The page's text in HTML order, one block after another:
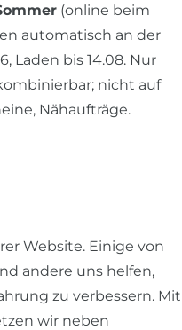
(online beim
automatisch an der
Laden bis 14.08. Nur
nicht auf
Nähaufträge.
Website. Einige von
andere uns helfen,
zu verbessern. Mit
wir neben